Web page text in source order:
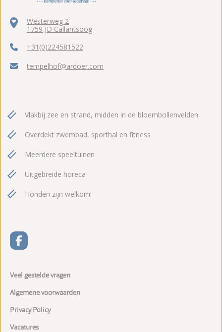
Westerweg 2
1759 JD Callantsoog
+31(0)224581522
tempelhof@ardoer.com
Vlakbij zee en strand, midden in de bloembollenvelden
Overdekt zwembad, sporthal en fitness
Meerdere speeltuinen
Uitgebreide horeca
Honden zijn welkom!
Veel gestelde vragen
Algemene voorwaarden
Privacy Policy
Vacatures